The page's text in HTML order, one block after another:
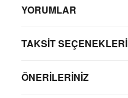
YORUMLAR
TAKSİT SEÇENEKLERİ
ÖNERİLERİNİZ